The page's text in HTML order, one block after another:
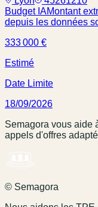
Budget IAMontant
depuis les données
333 000 €
Estimé
Date Limite
18/09/2026
Semagora vous aide
appels d'offres
© Semagora